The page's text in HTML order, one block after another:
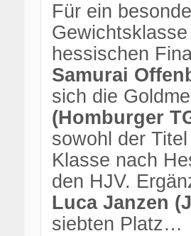
Für ein
hessischen
Samurai
sich die
(Homburger
sowohl der
Klasse nach
den HJV.
Luca Janzen
siebten Platz…